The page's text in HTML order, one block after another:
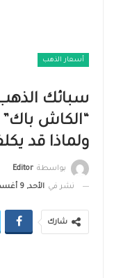
أسعار الذهب
سبائك
“الكاش باك”
ولماذا قد
بواسطة Editor
نشر في الأحد, 9 أغسطس , 2026, الساعة 2:50 م
شارك